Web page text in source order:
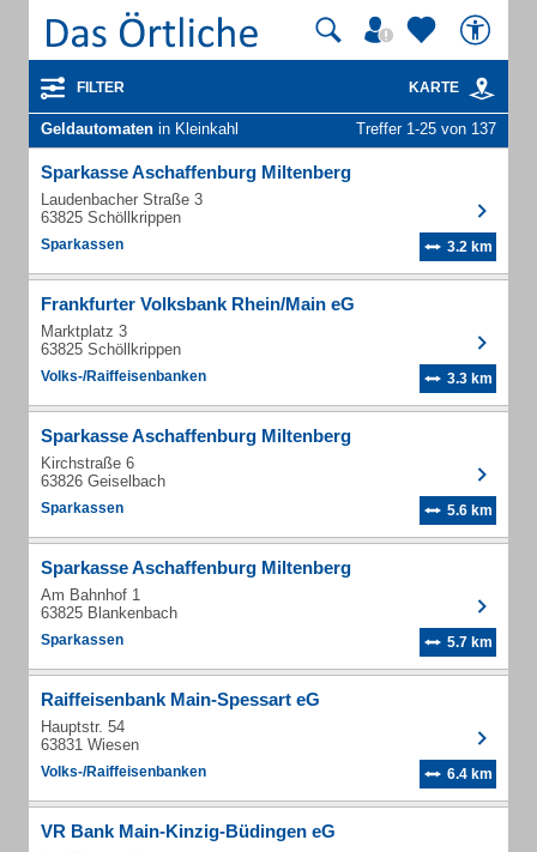
FILTER KARTE
Geldautomaten in Kleinkahl Treffer 1-25 von 137
Sparkasse Aschaffenburg Miltenberg
Laudenbacher Straße 3
63825 Schöllkrippen
Sparkassen 3.2 km
Frankfurter Volksbank Rhein/Main eG
Marktplatz 3
63825 Schöllkrippen
Volks-/Raiffeisenbanken 3.3 km
Sparkasse Aschaffenburg Miltenberg
Kirchstraße 6
63826 Geiselbach
Sparkassen 5.6 km
Sparkasse Aschaffenburg Miltenberg
Am Bahnhof 1
63825 Blankenbach
Sparkassen 5.7 km
Raiffeisenbank Main-Spessart eG
Hauptstr. 54
63831 Wiesen
Volks-/Raiffeisenbanken 6.4 km
VR Bank Main-Kinzig-Büdingen eG